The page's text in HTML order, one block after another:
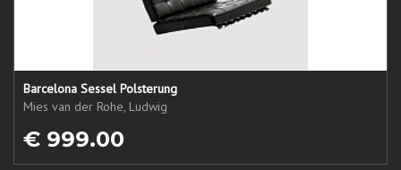
Barcelona Sessel Polsterung
Mies van der Rohe, Ludwig
€ 999.00